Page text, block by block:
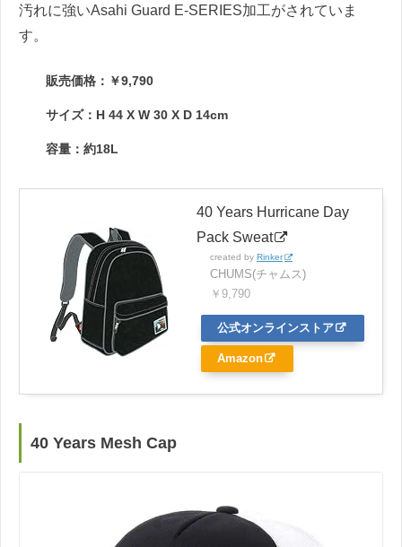
汚れに強いAsahi Guard E-SERIES加工がされていま
す。
販売価格：￥9,790
サイズ：H 44 X W 30 X D 14cm
容量：約18L
40 Years Hurricane Day
Pack Sweat
created by Rinker
CHUMS(チャムス)
￥9,790
公式オンラインストア
Amazon
40 Years Mesh Cap